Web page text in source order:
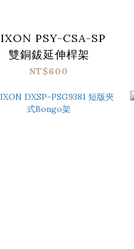
PSY-CSA-SP
雙銅鈸延伸桿架
NT$600